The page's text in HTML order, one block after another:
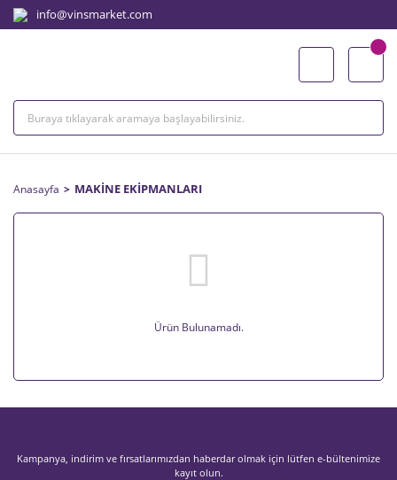
info@vinsmarket.com
Anasayfa MAKİNE EKİPMANLARI
Ürün Bulunamadı.
Kampanya, indirim ve fırsatlarımızdan haberdar olmak için lütfen e-bültenimize
kayıt olun.